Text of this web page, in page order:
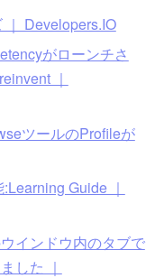
｜ Developers.IO
がローンチさ
｜
ツールのProfileが
Guide ｜
インドウ内のタブで
した ｜